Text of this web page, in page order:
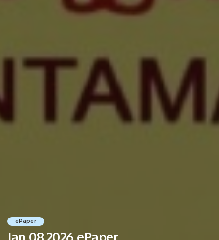
ePaper
Jan 08,2026 ePaper